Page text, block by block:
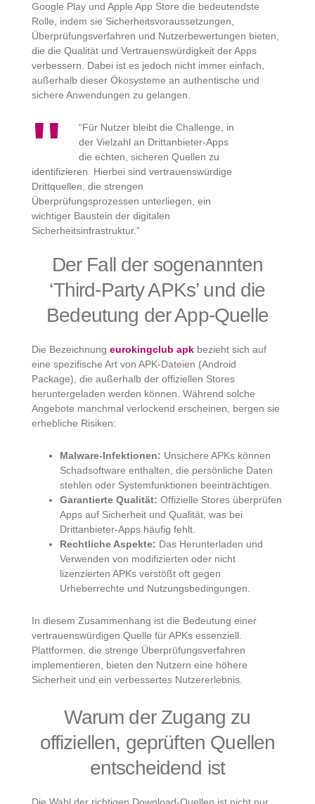
Google Play und Apple App Store die bedeutendste
Rolle, indem sie Sicherheitsvoraussetzungen,
Überprüfungsverfahren und Nutzerbewertungen bieten,
die die Qualität und Vertrauenswürdigkeit der Apps
verbessern. Dabei ist es jedoch nicht immer einfach,
außerhalb dieser Ökosysteme an authentische und
sichere Anwendungen zu gelangen.
“Für Nutzer bleibt die Challenge, in
der Vielzahl an Drittanbieter-Apps
die echten, sicheren Quellen zu
identifizieren. Hierbei sind vertrauenswürdige
Drittquellen, die strengen
Überprüfungsprozessen unterliegen, ein
wichtiger Baustein der digitalen
Sicherheitsinfrastruktur.”
Der Fall der sogenannten
‘Third-Party APKs’ und die
Bedeutung der App-Quelle
Die Bezeichnung eurokingclub apk bezieht sich auf
eine spezifische Art von APK-Dateien (Android
Package), die außerhalb der offiziellen Stores
heruntergeladen werden können. Während solche
Angebote manchmal verlockend erscheinen, bergen sie
erhebliche Risiken:
Malware-Infektionen: Unsichere APKs können
Schadsoftware enthalten, die persönliche Daten
stehlen oder Systemfunktionen beeinträchtigen.
Garantierte Qualität: Offizielle Stores überprüfen
Apps auf Sicherheit und Qualität, was bei
Drittanbieter-Apps häufig fehlt.
Rechtliche Aspekte: Das Herunterladen und
Verwenden von modifizierten oder nicht
lizenzierten APKs verstößt oft gegen
Urheberrechte und Nutzungsbedingungen.
In diesem Zusammenhang ist die Bedeutung einer
vertrauenswürdigen Quelle für APKs essenziell.
Plattformen, die strenge Überprüfungsverfahren
implementieren, bieten den Nutzern eine höhere
Sicherheit und ein verbessertes Nutzererlebnis.
Warum der Zugang zu
offiziellen, geprüften Quellen
entscheidend ist